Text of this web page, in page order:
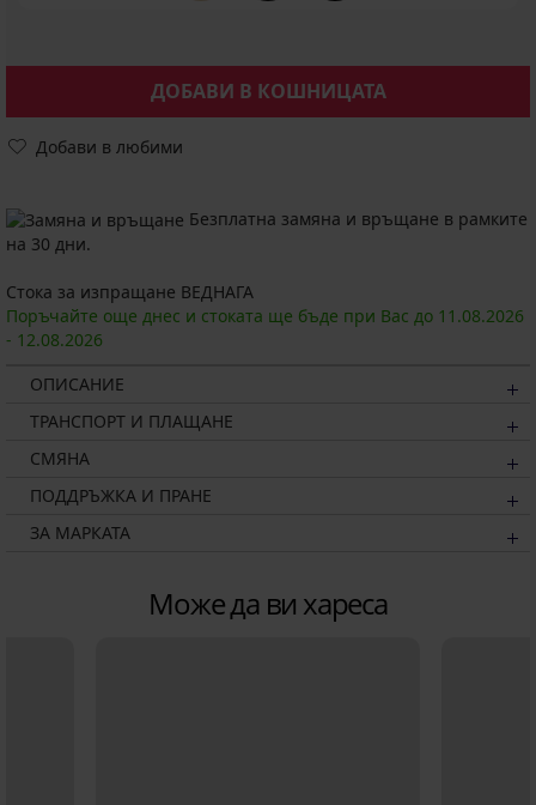
ДОБАВИ В КОШНИЦАТА
Добави в любими
Безплатна замяна и връщане в рамките
на 30 дни.
Стока за изпращане ВЕДНАГА
Поръчайте още днес и стоката ще бъде при Вас до 11.08.2026
- 12.08.2026
ОПИСАНИЕ
ТРАНСПОРТ И ПЛАЩАНЕ
СМЯНА
ПОДДРЪЖКА И ПРАНЕ
ЗА МАРКАТА
Може да ви хареса